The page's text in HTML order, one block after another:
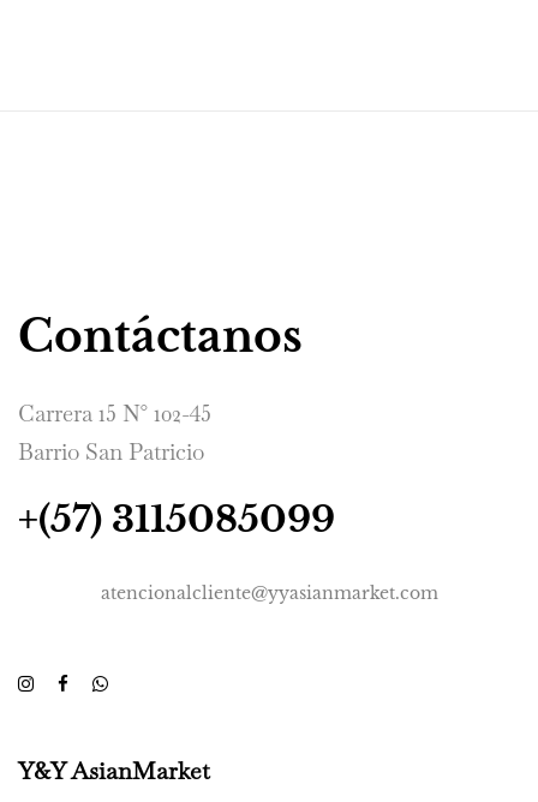
Contáctanos
Carrera 15 N° 102-45
Barrio San Patricio
+(57) 3115085099
atencionalcliente@yyasianmarket.com
Y&Y AsianMarket